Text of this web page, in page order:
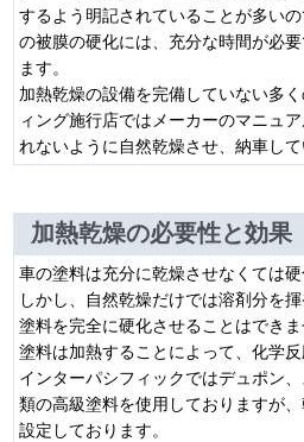
するよう明記されていることが多い
の被膜の硬化には、充分な時間が必
ます。
加熱乾燥の設備を完備していない多
ィング施行店ではメーカーのマニュ
れないように自然乾燥させ、納車し
加熱乾燥の必要性と効果
車の塗料は充分に乾燥させなくては硬
しかし、自然乾燥だけでは溶剤分を
塗料を完全に硬化させることはできま
塗料は加熱することによって、化学
インターパシフィックではデュポン
類の高級塗料を使用しておりますが
設定しております。